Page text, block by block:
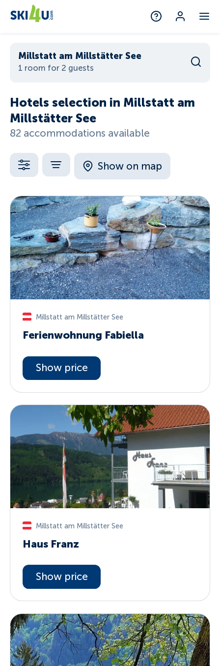
Millstatt am Millstätter See
1 room for 2 guests
Hotels selection in Millstatt am
Millstätter See
82 accommodations available
Show on map
Millstatt am Millstätter See
Ferienwohnung Fabiella
Show price
Millstatt am Millstätter See
Haus Franz
Show price